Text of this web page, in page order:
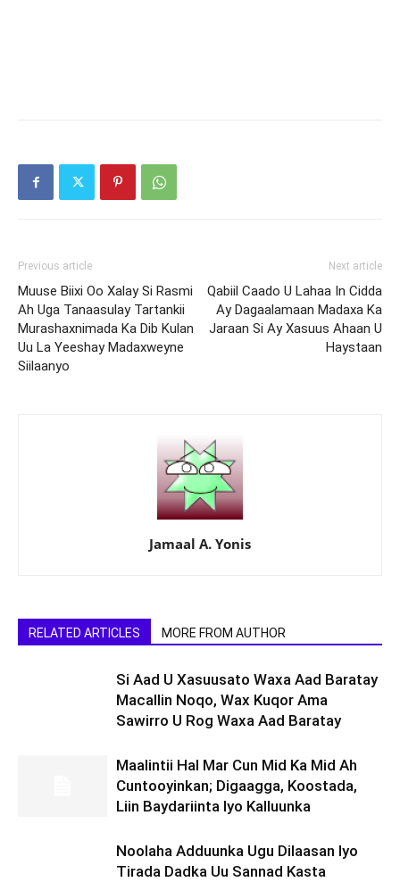
Previous article
Muuse Biixi Oo Xalay Si Rasmi
Ah Uga Tanaasulay Tartankii
Murashaxnimada Ka Dib Kulan
Uu La Yeeshay Madaxweyne
Siilaanyo
Next article
Qabiil Caado U Lahaa In Cidda
Ay Dagaalamaan Madaxa Ka
Jaraan Si Ay Xasuus Ahaan U
Haystaan
Jamaal A. Yonis
RELATED ARTICLES MORE FROM AUTHOR
Si Aad U Xasuusato Waxa Aad Baratay
Macallin Noqo, Wax Kuqor Ama
Sawirro U Rog Waxa Aad Baratay
Maalintii Hal Mar Cun Mid Ka Mid Ah
Cuntooyinkan; Digaagga, Koostada,
Liin Baydariinta Iyo Kalluunka
Noolaha Adduunka Ugu Dilaasan Iyo
Tirada Dadka Uu Sannad Kasta